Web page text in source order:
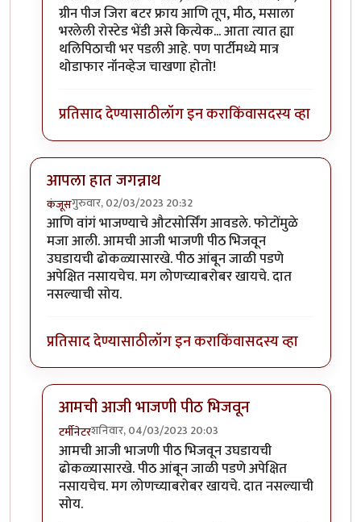
ग्रीन पीज जिरा बटर फ्राय आणि तूप, मीठ, मसाला
भरलेली रोस्टेड भेंडी असे कित्येक... आता त्यात ह्या
थलिपिठाची भर पडली आहे. पण पार्टीमध्ये मात्र
थोडाफार नॉनव्हेज चाखणा होतो!
प्रतिसाद देण्यासाठीलॉग इन कराकिंवासदस्य व्हा
आपला हात जगन्नाथ
कंजूसगुरुवार, 02/03/2023 20:32
आणि वांगं भाजण्याचे औटसोर्सिंग आवडले. फोटोंमुळे
मजा आली. आमची आजी भाजणी पीठ भिजवून
उघडायची ढोकळ्यासारखे. पीठ आंबून जाळी पडणे
अपेक्षित नसायचेच. मग लोणच्याबरोबर खायचे. दात
नसल्याची सोय.
प्रतिसाद देण्यासाठीलॉग इन कराकिंवासदस्य व्हा
आमची आजी भाजणी पीठ भिजवून
टर्मीनेटरशनिवार, 04/03/2023 20:03
In reply toआपला हात जगन्नाथbyकंजूस
आमची आजी भाजणी पीठ भिजवून उघडायची
ढोकळ्यासारखे. पीठ आंबून जाळी पडणे अपेक्षित
नसायचेच. मग लोणच्याबरोबर खायचे. दात नसल्याची
सोय.